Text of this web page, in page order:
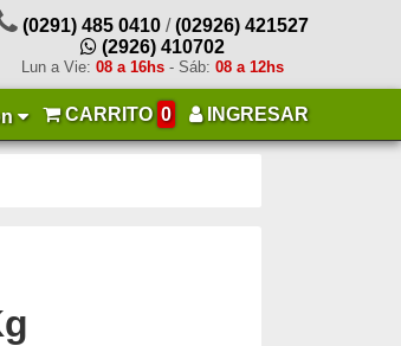
(0291) 485 0410 /(02926) 421527
(2926) 410702
Lun a Vie: 08 a 16hs- Sáb: 08 a 12hs
CARRITO 0 INGRESAR